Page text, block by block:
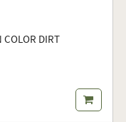
COLOR DIRT